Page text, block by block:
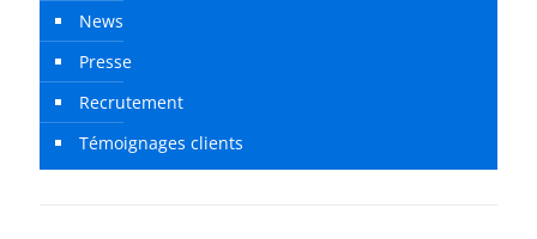
News
Presse
Recrutement
Témoignages clients